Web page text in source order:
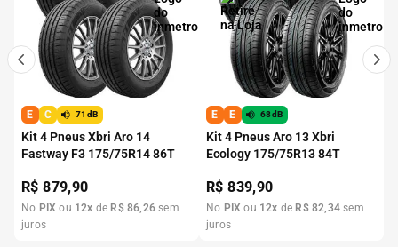
E C 71dB
Kit 4 Pneus Xbri Aro 14
Fastway F3 175/75R14 86T
R$879,90
No PIX ou 12x de R$ 86,26 sem
juros
E E 68dB
Kit 4 Pneus Aro 13 Xbri
Ecology 175/75R13 84T
R$839,90
No PIX ou 12x de R$ 82,34 sem
juros